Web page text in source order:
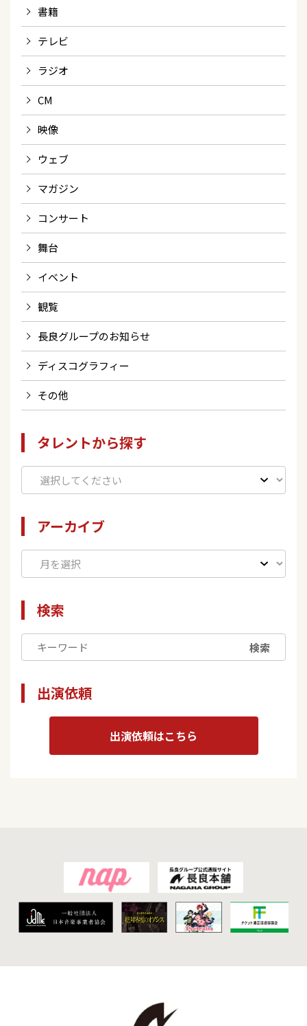
書籍
テレビ
ラジオ
CM
映像
ウェブ
マガジン
コンサート
舞台
イベント
観覧
長良グループのお知らせ
ディスコグラフィー
その他
タレントから探す
アーカイブ
検索
検索
出演依頼
出演依頼はこちら